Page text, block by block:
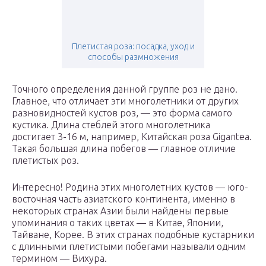
Плетистая роза: посадка, уход и
способы размножения
Точного определения данной группе роз не дано.
Главное, что отличает эти многолетники от других
разновидностей кустов роз, — это форма самого
кустика. Длина стеблей этого многолетника
достигает 3-16 м, например, Китайская роза Gigantea.
Такая большая длина побегов — главное отличие
плетистых роз.
Интересно! Родина этих многолетних кустов — юго-
восточная часть азиатского континента, именно в
некоторых странах Азии были найдены первые
упоминания о таких цветах — в Китае, Японии,
Тайване, Корее. В этих странах подобные кустарники
с длинными плетистыми побегами называли одним
термином — Вихура.